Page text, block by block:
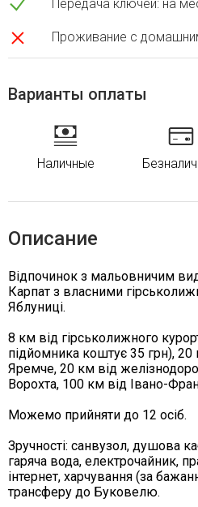
Передача ключей: на
Проживание с
Варианты оплаты
Наличные
Описание
Відпочинок з мальовничим
Карпат з власними
Яблуниці.
8 км від гірськолижного
підйомника коштує 35 грн),
Яремче, 20 км від
Ворохта, 100 км від Івано-
Можемо прийняти до 12 осіб.
Зручності: санвузол, душова
гаряча вода, електрочайник,
інтернет, харчування (за
трансферу до Буковелю.